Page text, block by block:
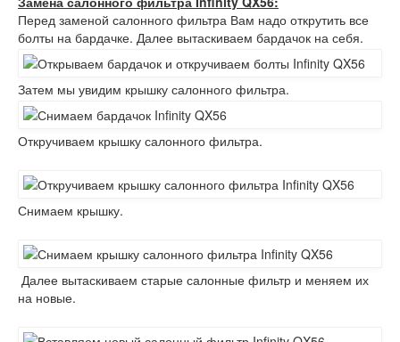
Перед заменой салонного фильтра Вам надо открутить все
болты на бардачке. Далее вытаскиваем бардачок на себя.
Затем мы увидим крышку салонного фильтра.
Откручиваем крышку салонного фильтра.
Снимаем крышку.
Далее вытаскиваем старые салонные фильтр и меняем их
на новые.